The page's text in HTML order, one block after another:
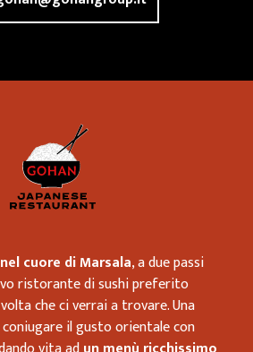
cuore di Marsala, a due passi
ristorante di sushi preferito
che ci verrai a trovare. Una
il gusto orientale con